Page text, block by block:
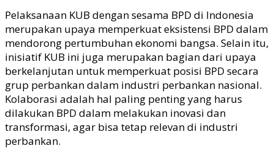
Pelaksanaan KUB dengan sesama BPD di Indonesia
merupakan upaya memperkuat eksistensi BPD dalam
mendorong pertumbuhan ekonomi bangsa. Selain itu,
inisiatif KUB ini juga merupakan bagian dari upaya
berkelanjutan untuk memperkuat posisi BPD secara
grup perbankan dalam industri perbankan nasional.
Kolaborasi adalah hal paling penting yang harus
dilakukan BPD dalam melakukan inovasi dan
transformasi, agar bisa tetap relevandi industri
perbankan.